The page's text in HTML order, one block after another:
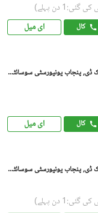
گئی:1 دن پہلے)
کال ای میل
پنجاب یونیورسٹی فیز 2 - بلاک ڈی, پنجاب یونیورسٹی سوسائٹی فیز 2
کال ای میل
پنجاب یونیورسٹی فیز 2 - بلاک ڈی, پنجاب یونیورسٹی سوسائٹی فیز 2
گئی:1 دن پہلے)